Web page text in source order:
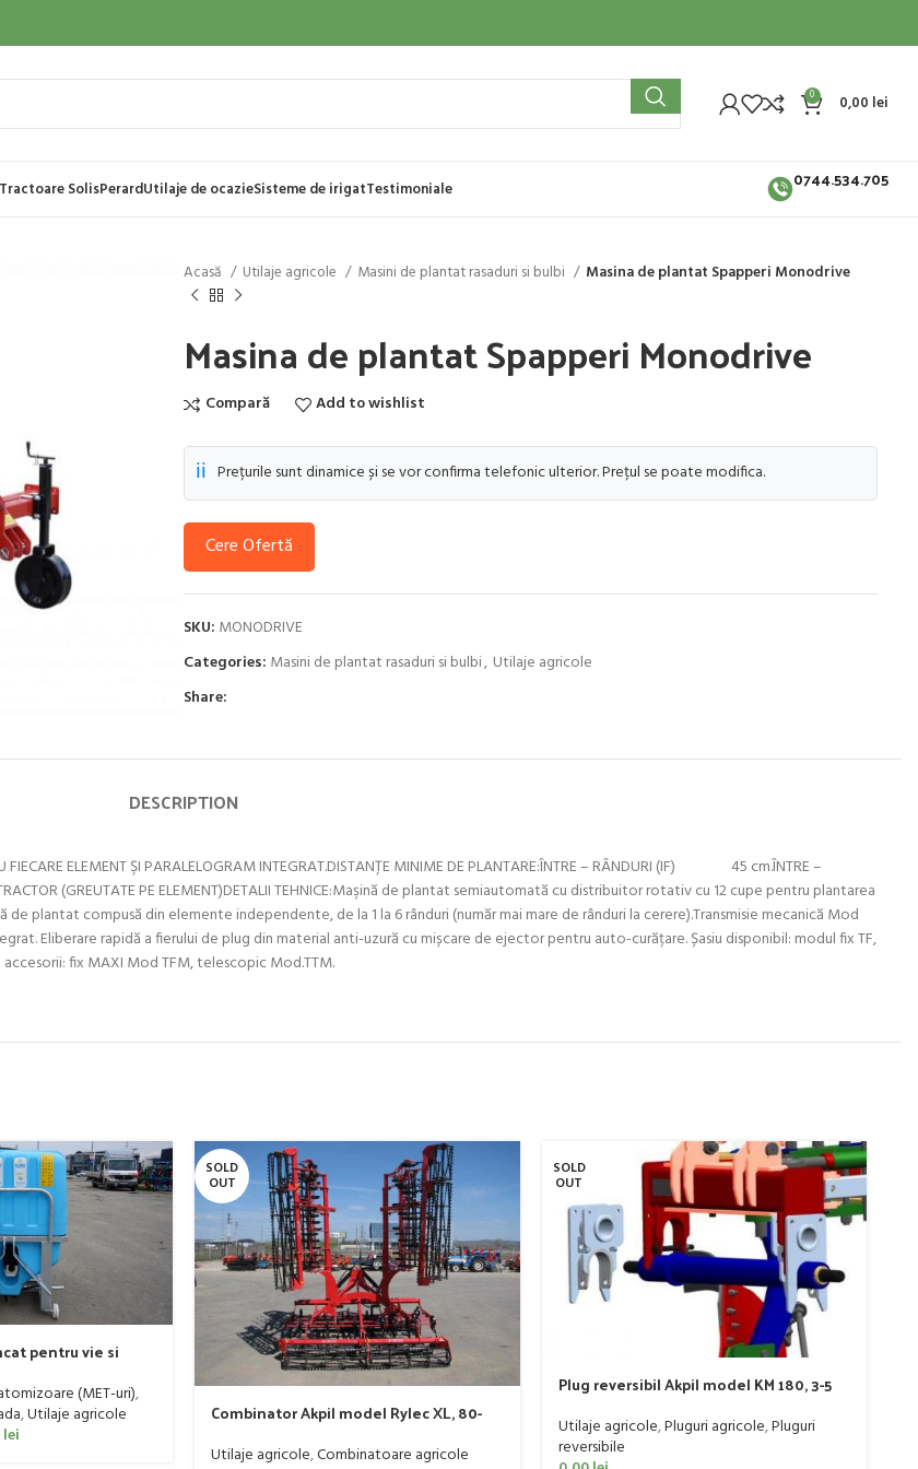
0 0,00 lei
Tractoare SolisPerardUtilaje de ocazieSisteme de irigatTestimoniale 0744.534.705
Acasă Utilaje agricole Masini de plantat rasaduri si bulbi Masina de plantat Spapperi Monodrive
Masina de plantat Spapperi Monodrive
Compară Add to wishlist
ℹ️ Prețurile sunt dinamice și se vor confirma telefonic ulterior. Prețul se poate modifica.
Cere Ofertă
SKU: MONODRIVE
Categories: Masini de plantat rasaduri si bulbi, Utilaje agricole
Share:
DESCRIPTION
FIECARE ELEMENT ŞI PARALELOGRAM INTEGRAT.DISTANŢE MINIME DE PLANTARE:ÎNTRE – RÂNDURI (IF) 45 cm.ÎNTRE –
PE ELEMENT)DETALII TEHNICE:Maşină de plantat semiautomată cu distribuitor rotativ cu 12 cupe pentru plantarea
plantat compusă din elemente independente, de la 1 la 6 rânduri (număr mai mare de rânduri la cerere).Transmisie mecanică Mod
Eliberare rapidă a fierului de plug din material anti-uzură cu mișcare de ejector pentru auto-curățare. Șasiu disponibil: modul fix TF,
fix MAXI Mod TFM, telescopic Mod.TTM.
pentru vie si
(MET-uri),
,Utilaje agricole
lei
SOLD
OUT
Combinator Akpil model Rylec XL, 80-
Utilaje agricole,Combinatoare agricole
SOLD
OUT
Plug reversibil Akpil model KM 180, 3-5
Utilaje agricole,Pluguri agricole,Pluguri
reversibile